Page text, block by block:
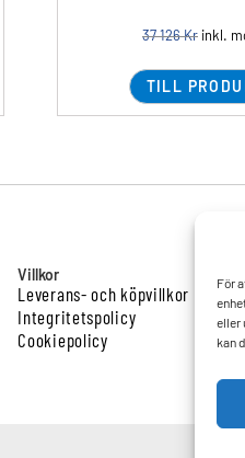
För
eller
kan
37 126Kr inkl.
TILL
Villkor
Leverans- och köpvillkor
Integritetspolicy
Cookiepolicy